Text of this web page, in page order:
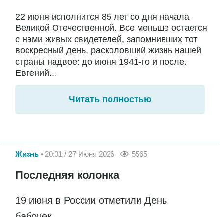
22 июня исполнится 85 лет со дня начала
Великой Отечественной. Все меньше остается
с нами живых свидетелей, запомнивших тот
воскресный день, расколовший жизнь нашей
страны надвое: до июня 1941-го и после.
Евгений...
Читать полностью
Жизнь 20:01 / 27 Июня 2026 5565
Последняя колонка
19 июня в России отметили День